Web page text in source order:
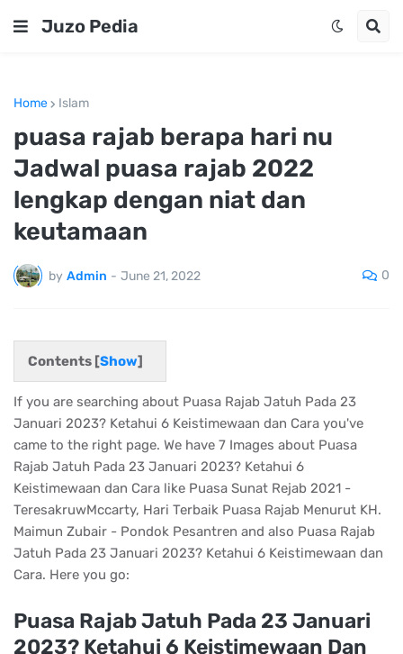
Juzo Pedia
Home Islam
puasa rajab berapa hari nu
Jadwal puasa rajab 2022
lengkap dengan niat dan
keutamaan
by Admin - June 21, 2022 0
Contents [Show]
If you are searching about Puasa Rajab Jatuh Pada 23
Januari 2023? Ketahui 6 Keistimewaan dan Cara you've
came to the right page. We have 7 Images about Puasa
Rajab Jatuh Pada 23 Januari 2023? Ketahui 6
Keistimewaan dan Cara like Puasa Sunat Rejab 2021 -
TeresakruwMccarty, Hari Terbaik Puasa Rajab Menurut KH.
Maimun Zubair - Pondok Pesantren and also Puasa Rajab
Jatuh Pada 23 Januari 2023? Ketahui 6 Keistimewaan dan
Cara. Here you go:
Puasa Rajab Jatuh Pada 23 Januari
2023? Ketahui 6 Keistimewaan Dan